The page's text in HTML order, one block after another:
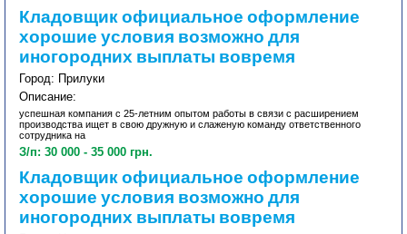
Кладовщик официальное оформление
хорошие условия возможно для
иногородних выплаты вовремя
Город: Прилуки
Описание:
успешная компания с 25-летним опытом работы в связи с расширением
производства ищет в свою дружную и слаженую команду ответственного
сотрудника на
З/п: 30 000 - 35 000 грн.
Кладовщик официальное оформление
хорошие условия возможно для
иногородних выплаты вовремя